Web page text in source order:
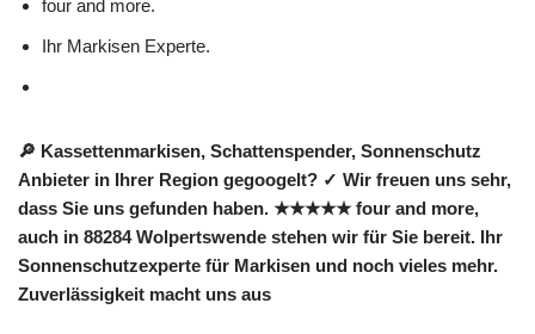
four and more.
Ihr Markisen Experte.
🔎 Kassettenmarkisen, Schattenspender, Sonnenschutz
Anbieter in Ihrer Region gegoogelt? ✓ Wir freuen uns sehr,
dass Sie uns gefunden haben. ★★★★★ four and more,
auch in 88284 Wolpertswende stehen wir für Sie bereit. Ihr
Sonnenschutzexperte für Markisen und noch vieles mehr.
Zuverlässigkeit macht uns aus